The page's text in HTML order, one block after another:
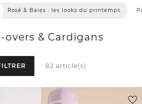
Rosé & Baies : les looks du printemps
overs & Cardigans
82 article(s)